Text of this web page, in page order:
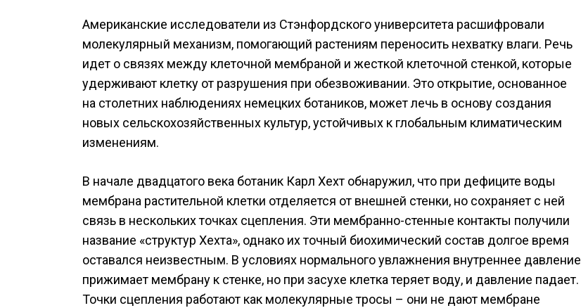
Американские исследователи из Стэнфордского университета расшифровали
молекулярный механизм, помогающий растениям переносить нехватку влаги. Речь
идет о связях между клеточной мембраной и жесткой клеточной стенкой, которые
удерживают клетку от разрушения при обезвоживании. Это открытие, основанное
на столетних наблюдениях немецких ботаников, может лечь в основу создания
новых сельскохозяйственных культур, устойчивых к глобальным климатическим
изменениям.
В начале двадцатого века ботаник Карл Хехт обнаружил, что при дефиците воды
мембрана растительной клетки отделяется от внешней стенки, но сохраняет с ней
связь в нескольких точках сцепления. Эти мембранно-стенные контакты получили
название «структур Хехта», однако их точный биохимический состав долгое время
оставался неизвестным. В условиях нормального увлажнения внутреннее давление
прижимает мембрану к стенке, но при засухе клетка теряет воду, и давление падает.
Точки сцепления работают как молекулярные тросы – они не дают мембране